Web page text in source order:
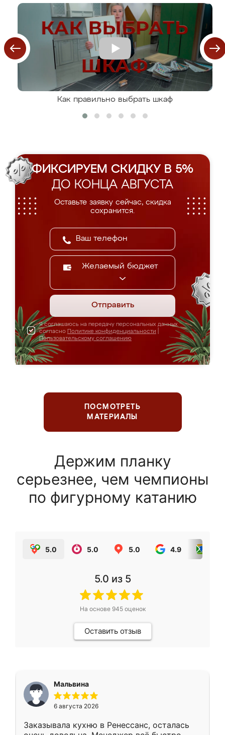
Как правильно выбрать шкаф
ФИКСИРУЕМ СКИДКУ В 5%
ДО КОНЦА АВГУСТА
Оставьте заявку сейчас, скидка
сохранится.
Желаемый бюджет
Отправить
Я соглашаюсь на передачу персональных данных
согласно Политике конфиденциальности
Пользовательскому соглашению
ПОСМОТРЕТЬ
МАТЕРИАЛЫ
Держим планку
серьезнее, чем чемпионы
по фигурному катанию
5.0 5.0 5.0 4.9
5.0 из 5
На основе 945оценок
Оставить отзыв
Мальвина
6 августа 2026
Заказывала кухню в Ренессанс, осталась